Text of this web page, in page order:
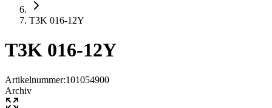
T3K 016-12Y
T3K 016-12Y
Artikelnummer:101054900
Archiv